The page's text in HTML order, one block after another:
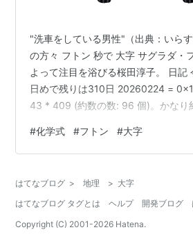
"洗車をしている男性"（出典：いら
の方々 フトン 秒で 大字 サグラダ・
よって注目を浴びる桜田淳子。 日
日めで残りは310日 20260224 =
43 * 409 (約数の数: 96 個)。かなり
19 * 31 の 192 個で、96個は同率６
今朝の手稲山。2026.02.24 ある種
嫌う…
#化学式 #フトン #大字
はてなブログ > 地理 > 大字
はてなブログ タグとは
ヘルプ 開発ブログ
Copyright (C) 2001-2026 Hatena.